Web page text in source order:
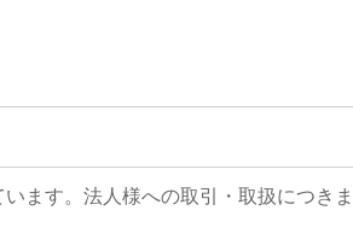
ます。法人様への取引・取扱につき